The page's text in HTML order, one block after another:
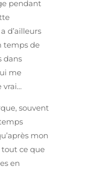
pendant
d’ailleurs
temps de
dans
me
vrai…
souvent
mon
tout ce que
en